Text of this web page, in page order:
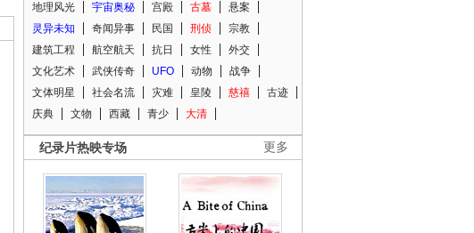
地理风光
宇宙奥秘 宫殿 古墓
悬案
灵异未知
奇闻异事 民国 刑侦
宗教
建筑工程
航空航天 抗日 女性
外交
文化艺术
武侠传奇 UFO 动物
战争
文体明星
社会名流 灾难 皇陵 慈禧
古迹
庆典
文物 西藏 青少 大清
更多
纪录片热映专场